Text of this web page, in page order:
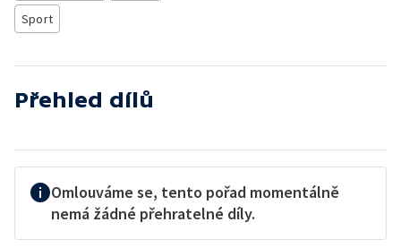
Sport
Přehled dílů
Omlouváme se, tento pořad momentálně
nemá žádné přehratelné díly.